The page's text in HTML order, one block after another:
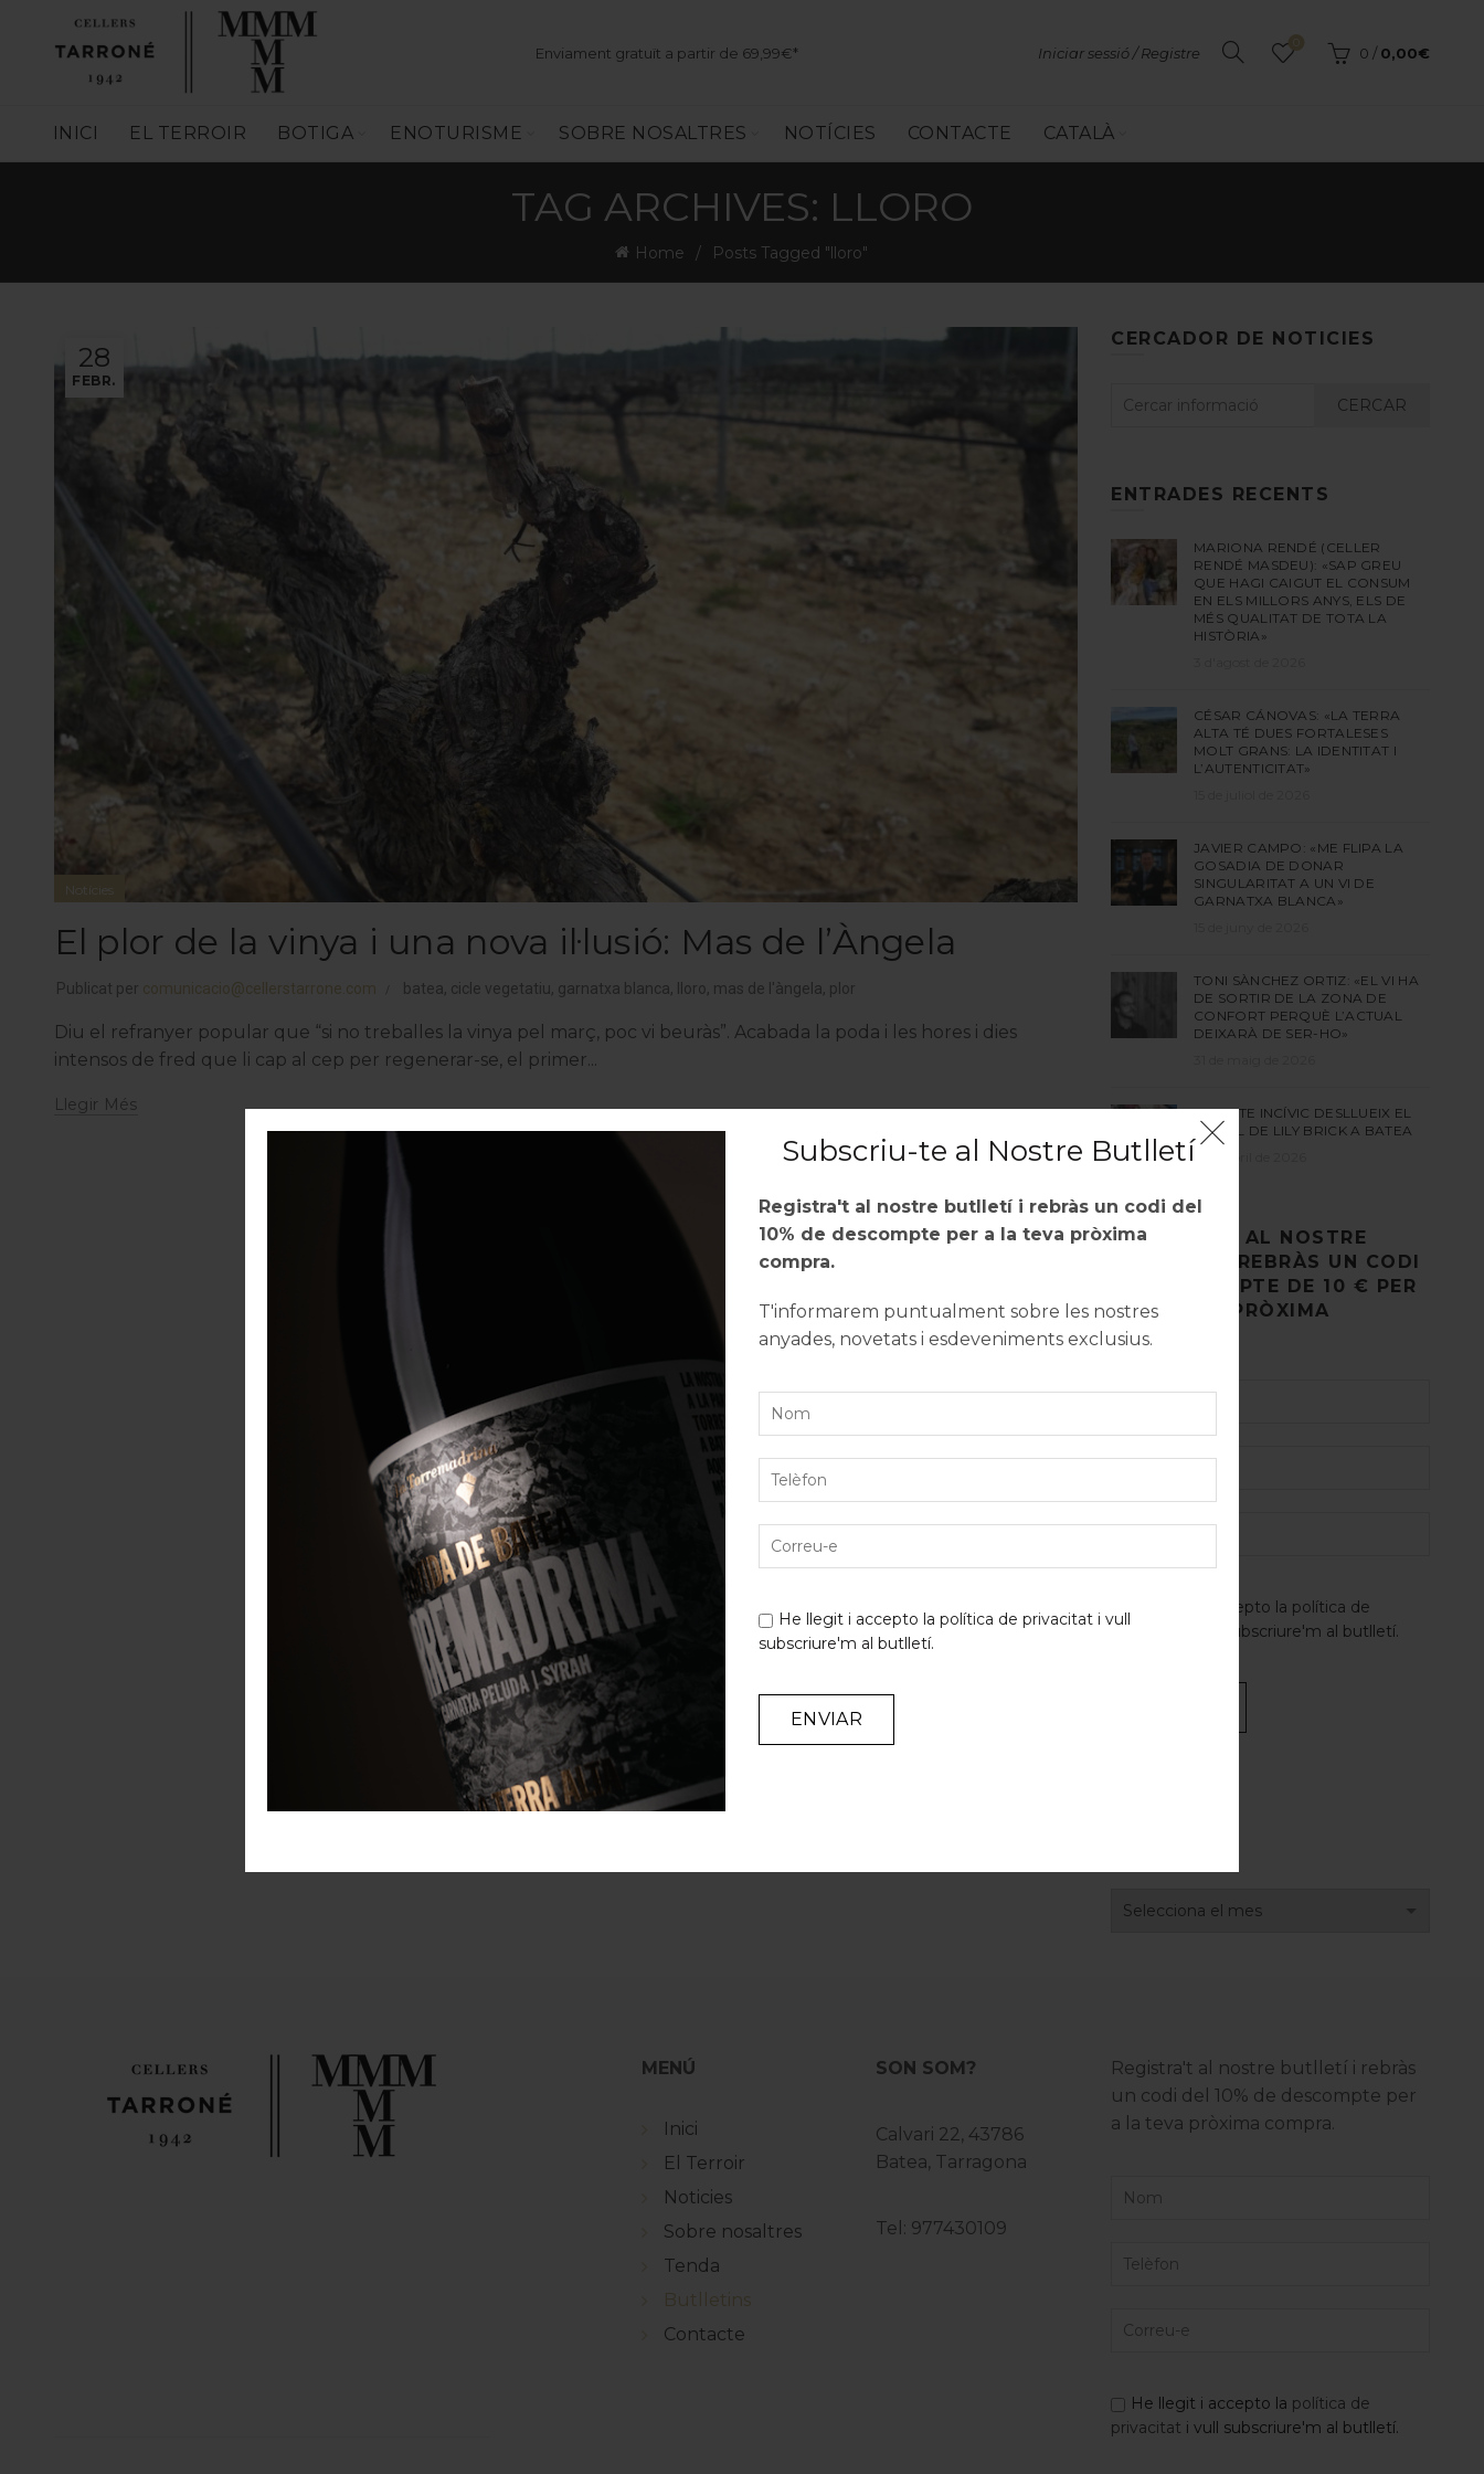
Subscriu-te al Nostre Butlletí
Registra't al nostre butlletí i rebràs un codi del
10% de descompte per a la teva pròxima
compra.
T'informarem puntualment sobre les nostres
anyades, novetats i esdeveniments exclusius.
He llegit i accepto la política de privacitat i vull
subscriure'm al butlletí.
Enviament gratuït a partir de 69,99€* Iniciar sessió / Registre 0 / 0,00€
INICI EL TERROIR BOTIGA ENOTURISME SOBRE NOSALTRES NOTÍCIES CONTACTE CATALÀ
TAG ARCHIVES: LLORO
Home Posts Tagged "lloro"
28
FEBR.
Notícies
El plor de la vinya i una nova il·lusió: Mas de l’Àngela
Publicat per comunicacio@cellerstarrone.com batea, cicle vegetatiu, garnatxa blanca, lloro, mas de l'àngela, plor
Diu el refranyer popular que “si no treballes la vinya pel març, poc vi beuràs”. Acabada la poda i les hores i dies
intensos de fred que li cap al cep per regenerar-se, el primer...
Llegir Més
CERCADOR DE NOTICIES
CERCAR
ENTRADES RECENTS
MARIONA RENDÉ (CELLER
RENDÉ MASDEU): «SAP GREU
QUE HAGI CAIGUT EL CONSUM
EN ELS MILLORS ANYS, ELS DE
MÉS QUALITAT DE TOTA LA
HISTÒRIA»
CÉSAR CÁNOVAS: «LA TERRA
ALTA TÉ DUES FORTALESES
MOLT GRANS: LA IDENTITAT I
L’AUTENTICITAT»
JAVIER CAMPO: «ME FLIPA LA
GOSADIA DE DONAR
SINGULARITAT A UN VI DE
GARNATXA BLANCA»
TONI SÀNCHEZ ORTIZ: «EL VI HA
DE SORTIR DE LA ZONA DE
CONFORT PERQUÈ L’ACTUAL
DEIXARÀ DE SER-HO»
UN ACTE INCÍVIC DESLLUEIX EL
MURAL DE LILY BRICK A BATEA
REGISTRA’T AL NOSTRE
BUTLLETÍ I REBRÀS UN CODI
DE DESCOMPTE DE 10 € PER
A LA TEVA PRÒXIMA
COMPRA.
He llegit i accepto la política de
privacitat
i vull subscriure'm al butlletí.
Arxius
MENÚ
Inici
El Terroir
Noticies
Sobre nosaltres
Tenda
Butlletins
Contacte
SON SOM?
Calvari 22, 43786
Batea, Tarragona
Tel: 977430109
Registra't al nostre butlletí i rebràs
un codi del 10% de descompte per
a la teva pròxima compra.
He llegit i accepto la política de
privacitat i vull subscriure'm al butlletí.